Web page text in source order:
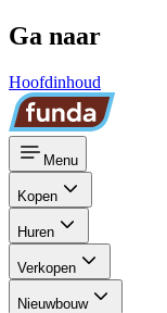
Ga naar
Hoofdinhoud
Menu
Kopen
Huren
Verkopen
Nieuwbouw